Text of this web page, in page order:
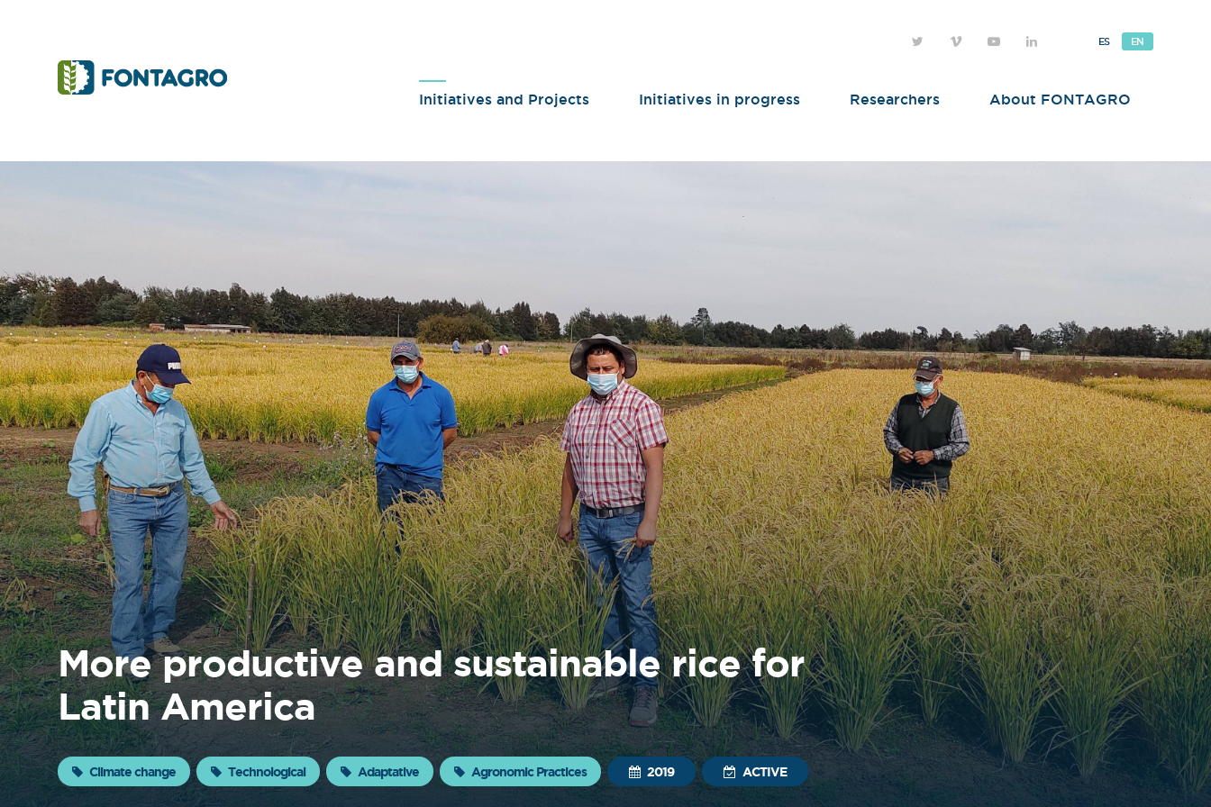
About
FONTAGRO
FONTAGRO is a mechanism de
cooperación único que fomenta la
inversión en innovación en el sector
agroalimentario de América Latina y El
Caribe, y promueve plataformas
regionales públicas y privadas. Sar
Know more
ES EN
Initiatives and Projects Initiatives in progress Researchers About FONTAGRO
More productive and sustainable rice for
Latin America
Climate change Technological Adaptative Agronomic Practices 2019 ACTIVE